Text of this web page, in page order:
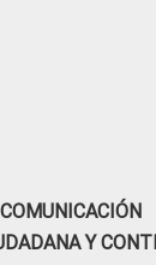
Y